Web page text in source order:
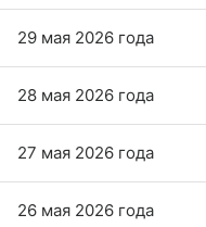
29 мая 2026 года
28 мая 2026 года
27 мая 2026 года
26 мая 2026 года